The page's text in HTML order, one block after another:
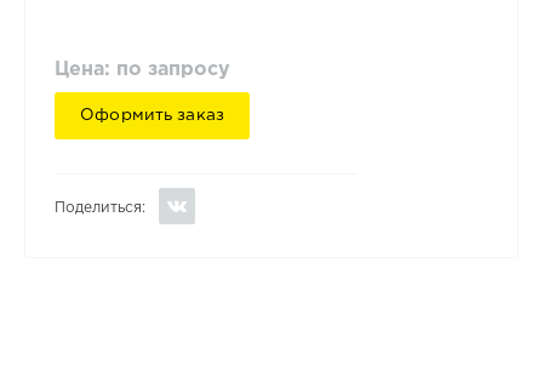
Цена: по запросу
Оформить заказ
Поделиться: